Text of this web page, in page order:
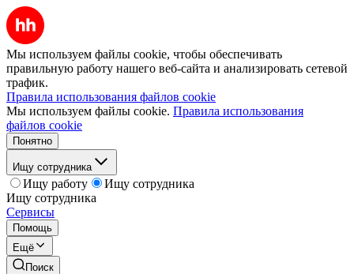
Мы используем файлы cookie, чтобы обеспечивать
правильную работу нашего веб-сайта и анализировать сетевой
трафик.
Правила использования файлов cookie
Мы используем файлы cookie. Правила использования
файлов cookie
Понятно
Ищу сотрудника
Ищу работу
Ищу сотрудника
Ищу сотрудника
Сервисы
Помощь
Ещё
Поиск